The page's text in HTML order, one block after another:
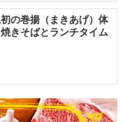
の巻揚（まきあげ）体
きそばとランチタイム